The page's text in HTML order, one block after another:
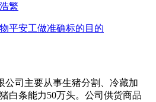
繁
平安工做准确标的目的
公司主要从事生猪分割、冷藏加
白条能力50万头。公司供货商品